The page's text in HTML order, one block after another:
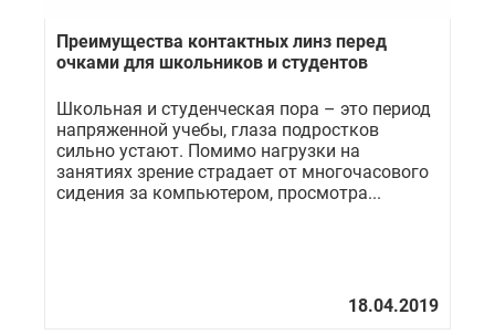
Преимущества контактных линз перед
очками для школьников и студентов
Школьная и студенческая пора – это период
напряженной учебы, глаза подростков
сильно устают. Помимо нагрузки на
занятиях зрение страдает от многочасового
сидения за компьютером, просмотра...